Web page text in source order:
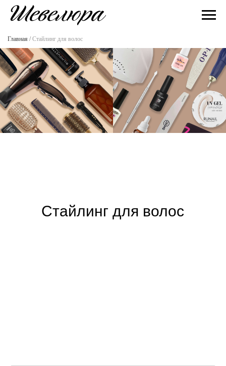
Главная /Стайлинг для волос
Стайлинг для волос